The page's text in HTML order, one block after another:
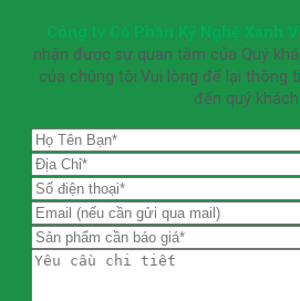
Công ty Cổ Phần Kỹ Nghệ Xanh
nhận được sự quan tâm của Quý
của chúng tôi.Vui lòng để lại thông
đến quý khách.